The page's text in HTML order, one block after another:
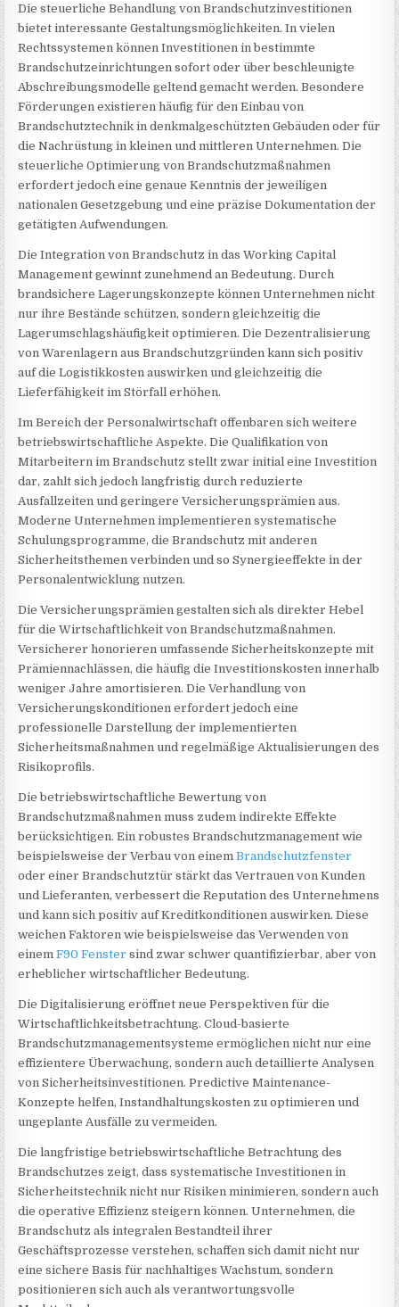
Die steuerliche Behandlung von Brandschutzinvestitionen
bietet interessante Gestaltungsmöglichkeiten. In vielen
Rechtssystemen können Investitionen in bestimmte
Brandschutzeinrichtungen sofort oder über beschleunigte
Abschreibungsmodelle geltend gemacht werden. Besondere
Förderungen existieren häufig für den Einbau von
Brandschutztechnik in denkmalgeschützten Gebäuden oder für
die Nachrüstung in kleinen und mittleren Unternehmen. Die
steuerliche Optimierung von Brandschutzmaßnahmen
erfordert jedoch eine genaue Kenntnis der jeweiligen
nationalen Gesetzgebung und eine präzise Dokumentation der
getätigten Aufwendungen.
Die Integration von Brandschutz in das Working Capital
Management gewinnt zunehmend an Bedeutung. Durch
brandsichere Lagerungskonzepte können Unternehmen nicht
nur ihre Bestände schützen, sondern gleichzeitig die
Lagerumschlagshäufigkeit optimieren. Die Dezentralisierung
von Warenlagern aus Brandschutzgründen kann sich positiv
auf die Logistikkosten auswirken und gleichzeitig die
Lieferfähigkeit im Störfall erhöhen.
Im Bereich der Personalwirtschaft offenbaren sich weitere
betriebswirtschaftliche Aspekte. Die Qualifikation von
Mitarbeitern im Brandschutz stellt zwar initial eine Investition
dar, zahlt sich jedoch langfristig durch reduzierte
Ausfallzeiten und geringere Versicherungsprämien aus.
Moderne Unternehmen implementieren systematische
Schulungsprogramme, die Brandschutz mit anderen
Sicherheitsthemen verbinden und so Synergieeffekte in der
Personalentwicklung nutzen.
Die Versicherungsprämien gestalten sich als direkter Hebel
für die Wirtschaftlichkeit von Brandschutzmaßnahmen.
Versicherer honorieren umfassende Sicherheitskonzepte mit
Prämiennachlässen, die häufig die Investitionskosten innerhalb
weniger Jahre amortisieren. Die Verhandlung von
Versicherungskonditionen erfordert jedoch eine
professionelle Darstellung der implementierten
Sicherheitsmaßnahmen und regelmäßige Aktualisierungen des
Risikoprofils.
Die betriebswirtschaftliche Bewertung von
Brandschutzmaßnahmen muss zudem indirekte Effekte
berücksichtigen. Ein robustes Brandschutzmanagement wie
beispielsweise der Verbau von einemBrandschutzfenster
oder einer Brandschutztür stärkt das Vertrauen von Kunden
und Lieferanten, verbessert die Reputation des Unternehmens
und kann sich positiv auf Kreditkonditionen auswirken. Diese
weichen Faktoren wie beispielsweise das Verwenden von
einemF90 Fenster sind zwar schwer quantifizierbar, aber von
erheblicher wirtschaftlicher Bedeutung.
Die Digitalisierung eröffnet neue Perspektiven für die
Wirtschaftlichkeitsbetrachtung. Cloud-basierte
Brandschutzmanagementsysteme ermöglichen nicht nur eine
effizientere Überwachung, sondern auch detaillierte Analysen
von Sicherheitsinvestitionen. Predictive Maintenance-
Konzepte helfen, Instandhaltungskosten zu optimieren und
ungeplante Ausfälle zu vermeiden.
Die langfristige betriebswirtschaftliche Betrachtung des
Brandschutzes zeigt, dass systematische Investitionen in
Sicherheitstechnik nicht nur Risiken minimieren, sondern auch
die operative Effizienz steigern können. Unternehmen, die
Brandschutz als integralen Bestandteil ihrer
Geschäftsprozesse verstehen, schaffen sich damit nicht nur
eine sichere Basis für nachhaltiges Wachstum, sondern
positionieren sich auch als verantwortungsvolle